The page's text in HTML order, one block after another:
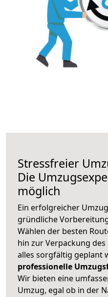
Stressfreier
Die
möglich
Ein erfolgreicher
gründliche
Wählen der besten
hin zur Verpackung
alles sorgfältig geplant
professionelle
Wir bieten eine
Umzug, egal ob in der